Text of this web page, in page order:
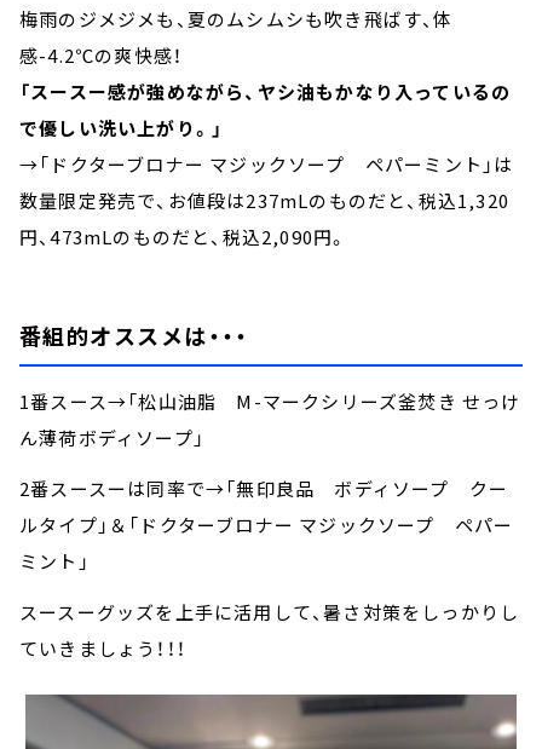
梅雨のジメジメも、夏のムシムシも吹き飛ばす、体
感-4.2℃の爽快感！
「スースー感が強めながら、ヤシ油もかなり入っているの
で優しい洗い上がり。」
→「ドクターブロナー マジックソープ ペパーミント」は
数量限定発売で、お値段は237mLのものだと、税込1,320
円、473mLのものだと、税込2,090円。
番組的オススメは・・・
1番スース→「松山油脂 M-マークシリーズ釜焚き せっけ
ん薄荷ボディソープ」
2番スースーは同率で→「無印良品 ボディソープ クー
ルタイプ」＆「ドクターブロナー マジックソープ ペパー
ミント」
スースーグッズを上手に活用して、暑さ対策をしっかりし
ていきましょう！！！